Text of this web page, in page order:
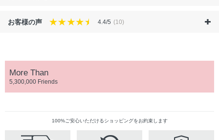
お客様の声 4.4/5 (10)
More Than
5,300,000 Friends
100%ご安心いただけるショッピングをお約束します